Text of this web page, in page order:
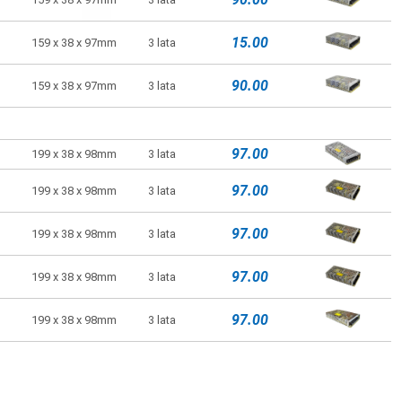
159 x 38 x 97mm 3 lata 15.00
159 x 38 x 97mm 3 lata 90.00
199 x 38 x 98mm 3 lata 97.00
199 x 38 x 98mm 3 lata 97.00
199 x 38 x 98mm 3 lata 97.00
199 x 38 x 98mm 3 lata 97.00
199 x 38 x 98mm 3 lata 97.00
159 x 38 x 97mm 3 lata 90.00
199 x 38 x 98mm 3 lata 97.00
129 x 38 x 97mm 3 lata 67.00